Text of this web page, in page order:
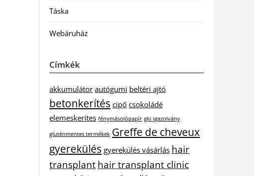
Táska
Webáruház
Címkék
akkumulátor autógumi beltéri ajtó
betonkerítés cipő csokoládé
elemeskerites fénymásolópapír gki igazolvány
gluténmentes termékek Greffe de cheveux
gyerekülés gyerekülés vásárlás hair
transplant hair transplant clinic